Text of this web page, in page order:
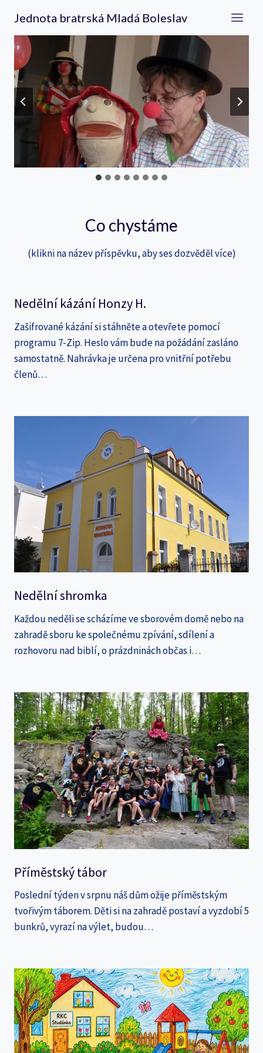
obsah
Jednota bratrská Mladá Boleslav
Co chystáme
(klikni na název příspěvku, aby ses dozvěděl více)
Nedělní kázání Honzy H.
Zašifrované kázání si stáhněte a otevřete pomocí
programu 7-Zip. Heslo vám bude na požádání zasláno
samostatně. Nahrávka je určena pro vnitřní potřebu
členů…
Nedělní shromka
Každou neděli se scházíme ve sborovém domě nebo na
zahradě sboru ke společnému zpívání, sdílení a
rozhovoru nad biblí, o prázdninách občas i…
Příměstský tábor
Poslední týden v srpnu náš dům ožije příměstským
tvořivým táborem. Děti si na zahradě postaví a vyzdobí 5
bunkrů, vyrazí na výlet, budou…